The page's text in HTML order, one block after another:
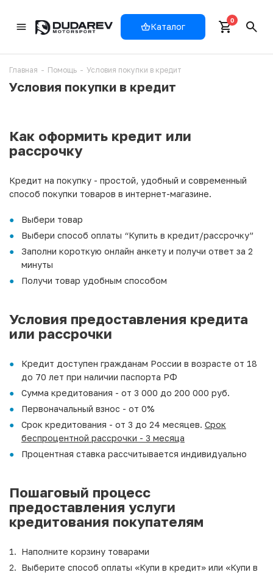
Каталог
0
Главная - Помощь - Условия покупки в кредит
Условия покупки в кредит
Как оформить кредит или
рассрочку
Кредит на покупку - простой, удобный и современный
способ покупки товаров в интернет-магазине.
Выбери товар
Выбери способ оплаты “Купить в кредит/рассрочку”
Заполни короткую онлайн анкету и получи ответ за 2
минуты
Получи товар удобным способом
Условия предоставления кредита
или рассрочки
Кредит доступен гражданам России в возрасте от 18
до 70 лет при наличии паспорта РФ
Сумма кредитования - от 3 000 до 200 000 руб.
Первоначальный взнос - от 0%
Срок кредитования - от 3 до 24 месяцев. Срок
беспроцентной рассрочки - 3 месяца
Процентная ставка рассчитывается индивидуально
Пошаговый процесс
предоставления услуги
кредитования покупателям
Наполните корзину товарами
Выберите способ оплаты «Купи в кредит» или «Купи в